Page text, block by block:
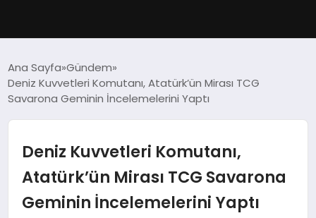
MAGAZIN
Ana Sayfa Gündem
Deniz Kuvvetleri Komutanı, Atatürk’ün Mirası TCG
Savarona Geminin İncelemelerini Yaptı
Deniz Kuvvetleri Komutanı,
Atatürk’ün Mirası TCG Savarona
Geminin İncelemelerini Yaptı